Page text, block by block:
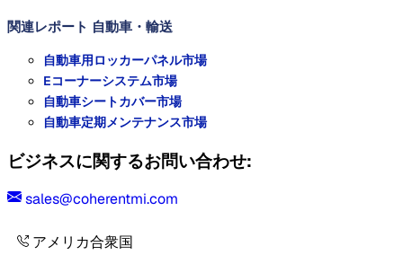
関連レポート 自動車・輸送
自動車用ロッカーパネル市場
Eコーナーシステム市場
自動車シートカバー市場
自動車定期メンテナンス市場
ビジネスに関するお問い合わせ:
sales@coherentmi.com
アメリカ合衆国